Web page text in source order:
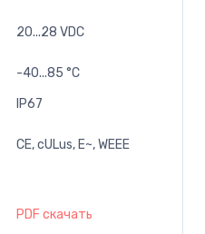
20...28 VDC
-40...85 °C
IP67
CE, cULus, E~, WEEE
PDF скачать